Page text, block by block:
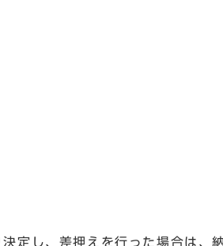
定し、差押えを行った場合は、